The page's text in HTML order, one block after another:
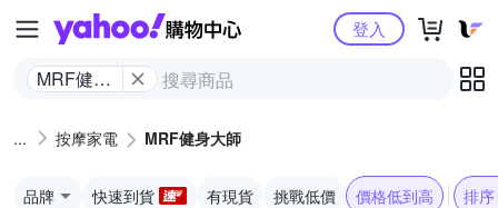
Yahoo購物中心
MRF健身
登入
按摩家電 MRF健身大師
品牌 快速到貨 有現貨 挑戰低價 價格低到高 排序